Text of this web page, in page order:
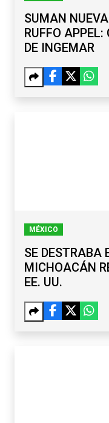
SUMAN
RUFFO APPEL:
DE INGEMAR
MÉXICO
SE DESTRABA
MICHOACÁN
EE. UU.